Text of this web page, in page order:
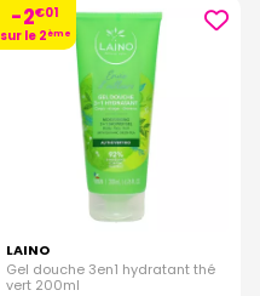
-2€01
sur le 2ème
LAINO
Gel douche 3en1 hydratant thé
vert 200ml